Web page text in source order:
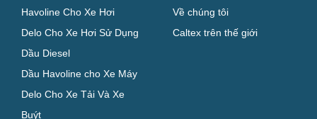
Havoline Cho Xe Hơi
Delo Cho Xe Hơi Sử Dụng
Dầu Diesel
Dầu Havoline cho Xe Máy
Delo Cho Xe Tải Và Xe
Buýt
Về chúng tôi
Caltex trên thế giới